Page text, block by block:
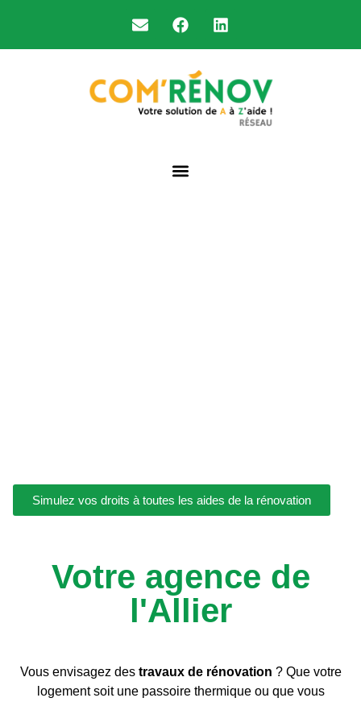
Simulez vos droits à toutes les aides de la rénovation
Votre agence de
l'Allier
Vous envisagez des travaux de rénovation ? Que votre
logement soit une passoire thermique ou que vous